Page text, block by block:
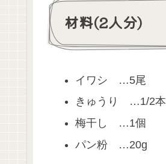
材料(2人分)
イワシ …5尾
きゅうり …1/2本
梅干し …1個
パン粉 …20g